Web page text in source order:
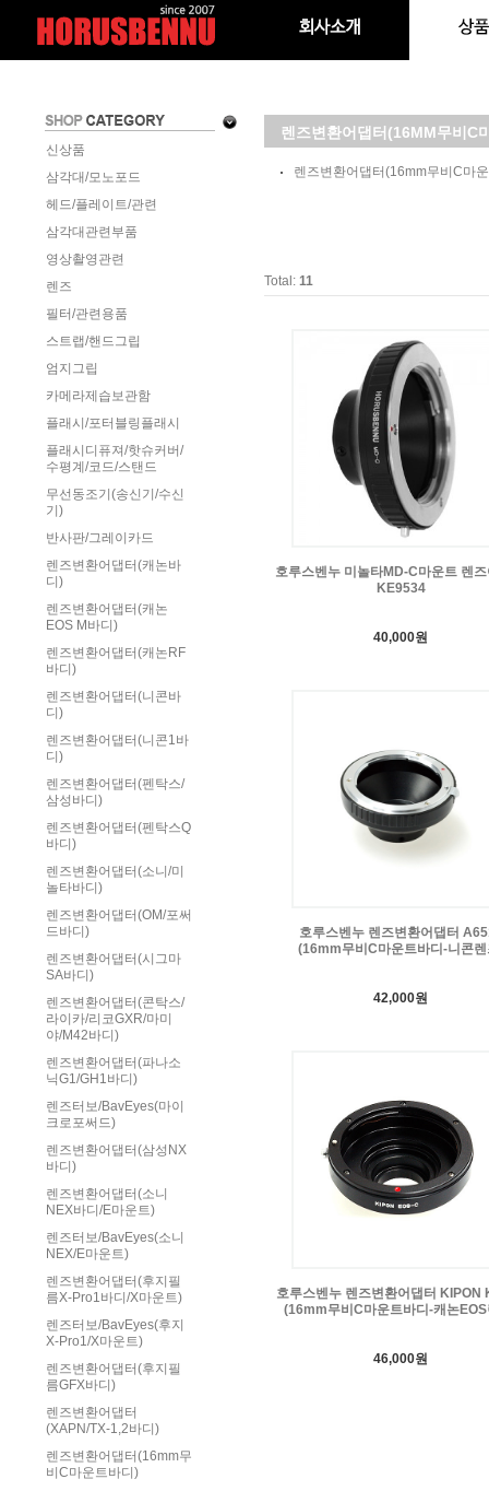
신상품
삼각대/모노포드
헤드/플레이트/관련
삼각대관련부품
영상촬영관련
렌즈
필터/관련용품
스트랩/핸드그립
엄지그립
카메라제습보관함
플래시/포터블링플래시
플래시디퓨져/핫슈커버/
수평계/코드/스탠드
무선동조기(송신기/수신
기)
반사판/그레이카드
렌즈변환어댑터(캐논바
디)
렌즈변환어댑터(캐논
EOS M바디)
렌즈변환어댑터(캐논RF
바디)
렌즈변환어댑터(니콘바
디)
렌즈변환어댑터(니콘1바
디)
렌즈변환어댑터(펜탁스/
삼성바디)
렌즈변환어댑터(펜탁스Q
바디)
렌즈변환어댑터(소니/미
놀타바디)
렌즈변환어댑터(OM/포써
드바디)
렌즈변환어댑터(시그마
SA바디)
렌즈변환어댑터(콘탁스/
라이카/리코GXR/마미
야/M42바디)
렌즈변환어댑터(파나소
닉G1/GH1바디)
렌즈터보/BavEyes(마이
크로포써드)
렌즈변환어댑터(삼성NX
바디)
렌즈변환어댑터(소니
NEX바디/E마운트)
렌즈터보/BavEyes(소니
NEX/E마운트)
렌즈변환어댑터(후지필
름X-Pro1바디/X마운트)
렌즈터보/BavEyes(후지
X-Pro1/X마운트)
렌즈변환어댑터(후지필
름GFX바디)
렌즈변환어댑터
(XAPN/TX-1,2바디)
렌즈변환어댑터(16mm무
비C마운트바디)
렌즈변환어댑터(16MM무비C
렌즈변환어댑터(16mm무비C마
Total: 11
호루스벤누 미놀타MD-C마운트 렌
KE9534
40,000원
호루스벤누 렌즈변환어댑터
(16mm무비C마운트바디-니콘렌
42,000원
호루스벤누 렌즈변환어댑터 KIPON
(16mm무비C마운트바디-캐논
46,000원